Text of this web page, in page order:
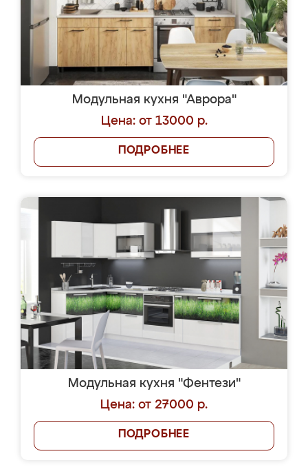
Модульная кухня "Аврора"
Цена: от 13000 р.
ПОДРОБНЕЕ
Модульная кухня "Фентези"
Цена: от 27000 р.
ПОДРОБНЕЕ